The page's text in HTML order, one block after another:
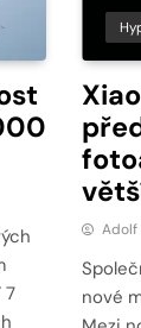
7
Adolf
nové